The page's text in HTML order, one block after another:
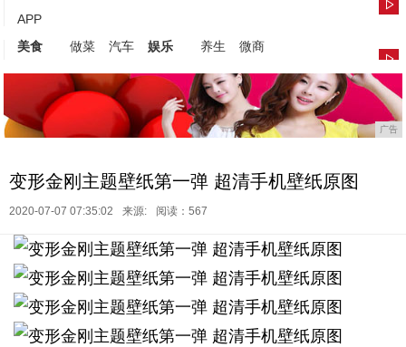
APP
美食
做菜 汽车 娱乐 养生 微商
广告
变形金刚主题壁纸第一弹 超清手机壁纸原图
2020-07-07 07:35:02 来源: 阅读：567